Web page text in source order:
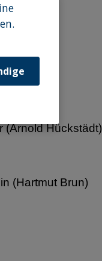
(Arnold Hückstädt)
(Hartmut Brun)